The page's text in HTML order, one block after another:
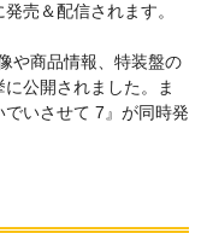
売＆配信されます。
や商品情報、特装盤の
公開されました。ま
いさせて 7』が同時発